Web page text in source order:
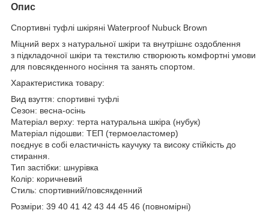
Опис
Спортивні туфлі шкіряні Waterproof Nubuck Brown
Міцний верх з натуральної шкіри та внутрішнє оздоблення
з підкладочної шкіри та текстилю створюють комфортні умови
для повсякденного носіння та занять спортом.
Характеристика товару:
Вид взуття: спортивні туфлі
Сезон: весна-осінь
Матеріал верху: терта натуральна шкіра (нубук)
Матеріал підошви: ТЕП (термоеластомер)
поєднує в собі еластичність каучуку та високу стійкість до
стирання.
Тип застібки: шнурівка
Колір: коричневий
Стиль: спортивний/повсякденний
Розміри: 39 40 41 42 43 44 45 46 (повномірні)